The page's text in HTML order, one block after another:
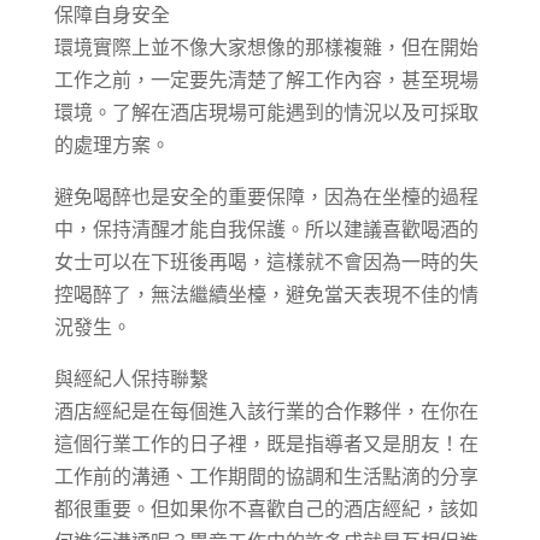
保障自身安全
環境實際上並不像大家想像的那樣複雜，但在開始
工作之前，一定要先清楚了解工作內容，甚至現場
環境。了解在酒店現場可能遇到的情況以及可採取
的處理方案。
避免喝醉也是安全的重要保障，因為在坐檯的過程
中，保持清醒才能自我保護。所以建議喜歡喝酒的
女士可以在下班後再喝，這樣就不會因為一時的失
控喝醉了，無法繼續坐檯，避免當天表現不佳的情
況發生。
與經紀人保持聯繫
酒店經紀是在每個進入該行業的合作夥伴，在你在
這個行業工作的日子裡，既是指導者又是朋友！在
工作前的溝通、工作期間的協調和生活點滴的分享
都很重要。但如果你不喜歡自己的酒店經紀，該如